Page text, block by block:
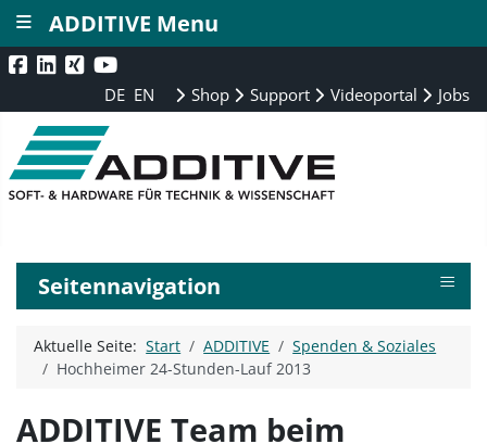
DE EN Shop Support Videoportal Jobs
Seitennavigation ≡
Aktuelle Seite:Start ADDITIVE
Spenden & Soziales
Hochheimer 24-Stunden-Lauf 2013
ADDITIVE Team beim
ADDITIVE Menu
≡